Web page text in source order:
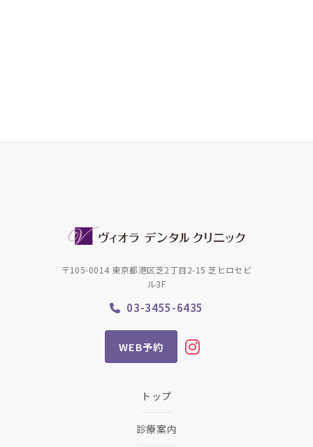
トップ
診療案内
WEB予約
〒105-0014 東京都港区芝2丁目2-15 芝ヒロセビ
ル3F
03-3455-6435